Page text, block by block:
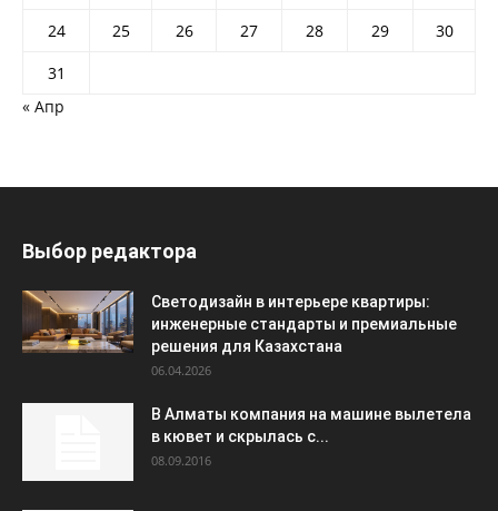
24
25 26 27 28 29
30
31
« Апр
Выбор редактора
Светодизайн в интерьере квартиры:
инженерные стандарты и премиальные
решения для Казахстана
06.04.2026
В Алматы компания на машине вылетела
в кювет и скрылась с...
08.09.2016